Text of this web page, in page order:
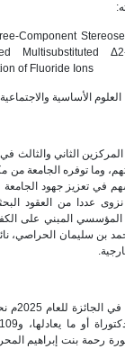
Component
Multisubstituted
of Fluoride Ions
الأساسية والاجتماعية
الثاني والثالث
وما توفره الجامعة
في تعزيز جهود
عددا من العقود
المؤسسي المبني على
بن سليمان الحراصي،
رحمة بنت إبراهيم